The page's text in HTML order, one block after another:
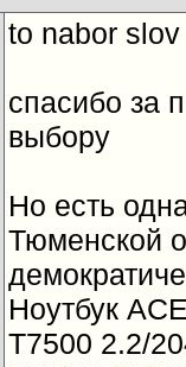
to nabor slov
спасибо за
выбору
Но есть
Тюменской
Ноутбук
T7500 2.2/